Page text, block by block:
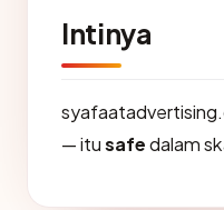
Intinya
— itusafedalam